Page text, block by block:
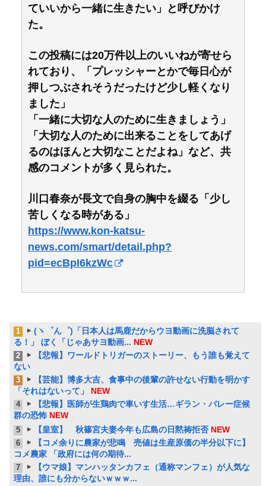
ていいから一緒に生きたい」と呼びかけ
た。
この投稿には20万件以上のいいねが寄せら
れており、「プレッシャーとかで毎日心が
押しつぶされそうだったけど少し軽くなり
ました」
「一緒に大切な人のために生きましょう」
「大切な人のために出来ることをしてあげ
るのはほんと大切なことだよね」など、共
感のコメントが多く見られた。
川口春奈が長文で自身の胸中を綴る「少し
苦しくなる時がある」
https://www.kon-katsu-
news.com/smart/detail.php?
pid=ecBpI6kzWc
1
(ヽ゜ん゜)「日本人は馬鹿だからウヨ動画に洗脳されて
る！」 ぼく「じゃあサヨ動画... NEW
2
【悲報】ワールドトリガーのストーリー、もう誰も覚えて
ない
3
【芸能】博多大吉、食事中の後輩の許せない行動を明かす
「それはないって」
NEW
4
【悲報】医師が生鶏肉で車いす生活…ギラン・バレー症候
群の恐怖 NEW
5 【皇室】 秋篠宮夫妻今年も広島の日黙祷拒否 NEW
6
【コメ余りに農家が悲鳴 売値は生産原価の半分以下に】
コメ農家 「政府には何の期待...
7
【ウマ娘】マンハッタンカフェ（通称マンフェ）が人気な
理由、誰にも分からないｗｗｗ...